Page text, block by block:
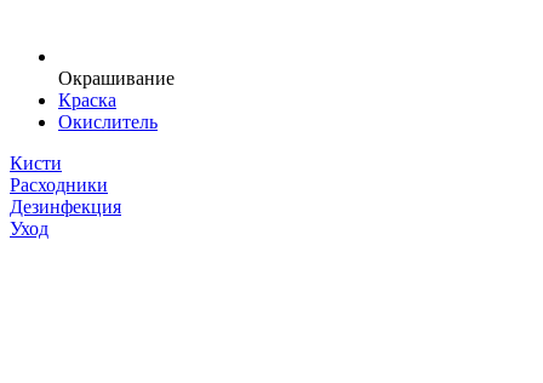
Окрашивание
Краска
Окислитель
Кисти
Расходники
Дезинфекция
Уход